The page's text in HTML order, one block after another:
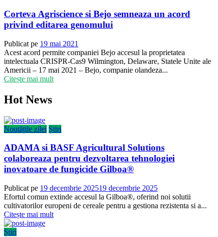
Corteva Agriscience si Bejo semneaza un acord
privind editarea genomului
Publicat pe 19 mai 2021
Acest acord permite companiei Bejo accesul la proprietatea
intelectuala CRISPR-Cas9 Wilmington, Delaware, Statele Unite ale
Americii – 17 mai 2021 – Bejo, companie olandeza...
Citește mai mult
Hot News
Noutățile zilei Știri
ADAMA si BASF Agricultural Solutions
colaboreaza pentru dezvoltarea tehnologiei
inovatoare de fungicide Gilboa®
Publicat pe 19 decembrie 202519 decembrie 2025
Efortul comun extinde accesul la Gilboa®, oferind noi solutii
cultivatorilor europeni de cereale pentru a gestiona rezistenta si a...
Citește mai mult
Știri